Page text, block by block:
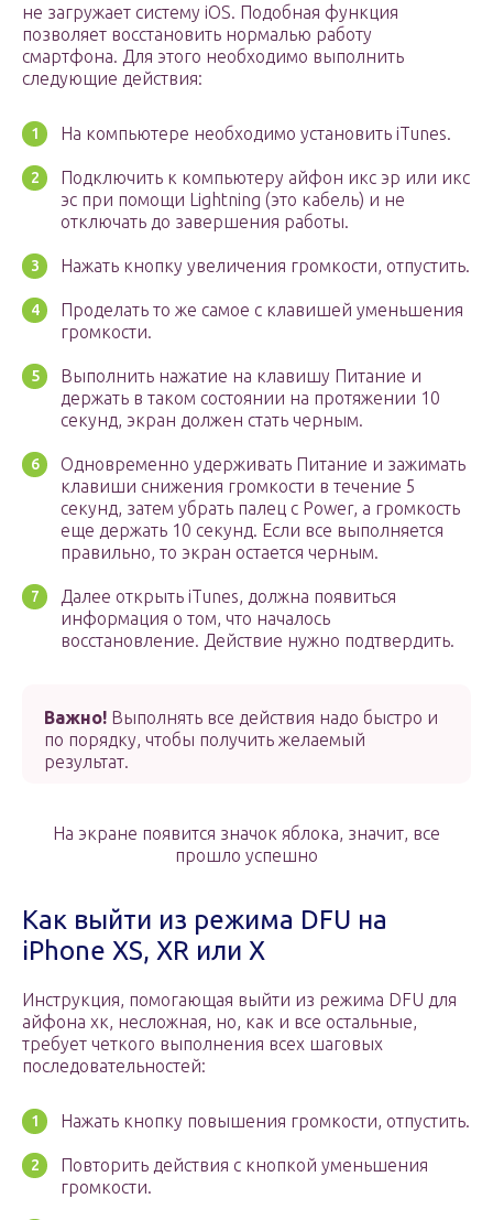
не загружает систему iOS. Подобная функция
позволяет восстановить нормалью работу
смартфона. Для этого необходимо выполнить
следующие действия:
На компьютере необходимо установить iTunes.
Подключить к компьютеру айфон икс эр или икс
эс при помощи Lightning (это кабель) и не
отключать до завершения работы.
Нажать кнопку увеличения громкости, отпустить.
Проделать то же самое с клавишей уменьшения
громкости.
Выполнить нажатие на клавишу Питание и
держать в таком состоянии на протяжении 10
секунд, экран должен стать черным.
Одновременно удерживать Питание и зажимать
клавиши снижения громкости в течение 5
секунд, затем убрать палец с Power, а громкость
еще держать 10 секунд. Если все выполняется
правильно, то экран остается черным.
Далее открыть iTunes, должна появиться
информация о том, что началось
восстановление. Действие нужно подтвердить.
Важно! Выполнять все действия надо быстро и
по порядку, чтобы получить желаемый
результат.
На экране появится значок яблока, значит, все
прошло успешно
Как выйти из режима DFU на
iPhone XS, XR или X
Инструкция, помогающая выйти из режима DFU для
айфона хк, несложная, но, как и все остальные,
требует четкого выполнения всех шаговых
последовательностей:
Нажать кнопку повышения громкости, отпустить.
Повторить действия с кнопкой уменьшения
громкости.